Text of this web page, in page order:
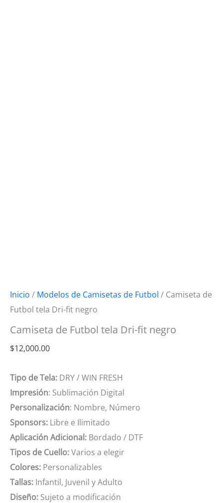
Inicio / Modelos de Camisetas de Futbol / Camiseta de
Futbol tela Dri-fit negro
Camiseta de Futbol tela Dri-fit negro
$12,000.00
Tipo de Tela: DRY / WIN FRESH
Impresión: Sublimación Digital
Personalización: Nombre, Número
Sponsors: Libre e Ilimitado
Aplicación Adicional: Bordado / DTF
Tipos de Cuello:Varios a elegir
Colores: Personalizables
Tallas: Infantil, Juvenil y Adulto
Diseño: Sujeto a modificación